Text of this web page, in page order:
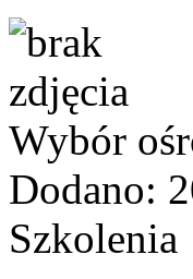
Wybór
Dodano:
Szkolenia